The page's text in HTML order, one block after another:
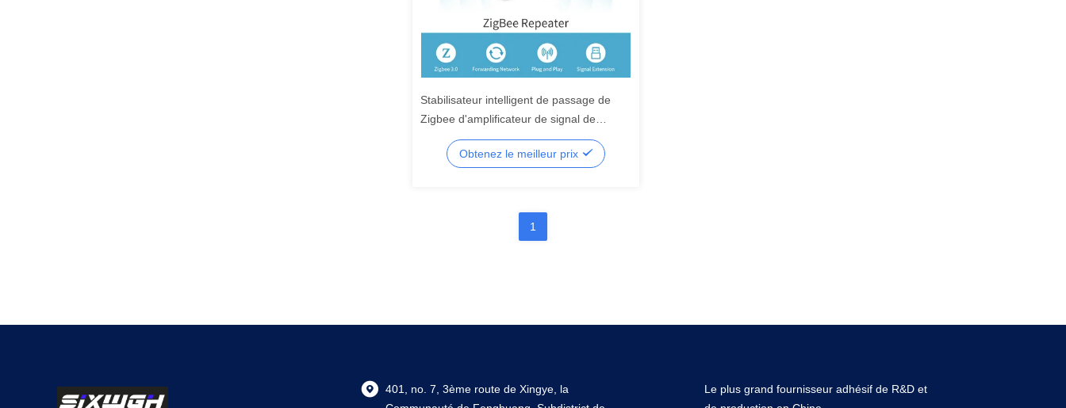
Stabilisateur intelligent de passage de
Zigbee d'amplificateur de signal de
répétiteur de passage de ZigBee de
graffiti
Obtenez le meilleur prix
1
401, no. 7, 3ème route de Xingye, la
Le plus grand fournisseur adhésif de R&D et